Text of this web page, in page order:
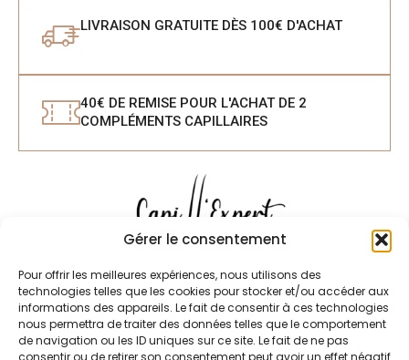
Gérer le consentement
Pour offrir les meilleures expériences, nous utilisons des
technologies telles que les cookies pour stocker et/ou accéder aux
informations des appareils. Le fait de consentir à ces technologies
nous permettra de traiter des données telles que le comportement
de navigation ou les ID uniques sur ce site. Le fait de ne pas
consentir ou de retirer son consentement peut avoir un effet négatif
LIVRAISON GRATUITE DÈS 100€ D'ACHAT
40€ DE REMISE POUR L'ACHAT DE 2
COMPLÉMENTS CAPILLAIRES
LA BOUTIQUE
Homme
LA MARQUE
A propos de Capill'expert